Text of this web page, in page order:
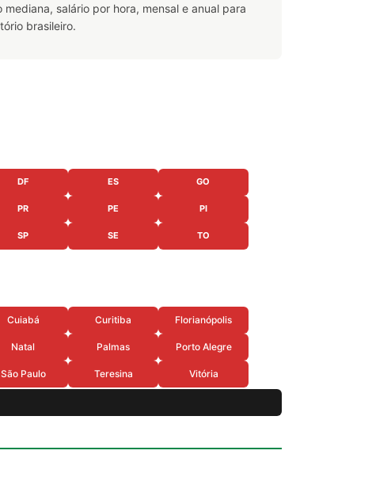
salário por hora, mensal e anual para
brasileiro.
DF ES GO
PR PE PI
SP SE TO
Cuiabá Curitiba Florianópolis
Natal Palmas Porto Alegre
São Paulo Teresina Vitória